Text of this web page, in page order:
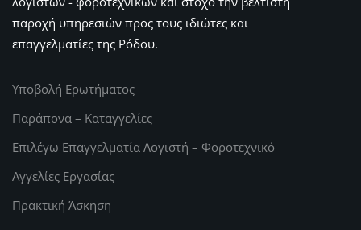
παροχή υπηρεσιών προς τους ιδιώτες και
επαγγελματίες της Ρόδου.
Υποβολή Ερωτήματος
Παράπονα – Καταγγελίες
Επιλέγω Επαγγελματία Λογιστή – Φοροτεχνικό
Αγγελίες Εργασίας
Πρακτική Άσκηση